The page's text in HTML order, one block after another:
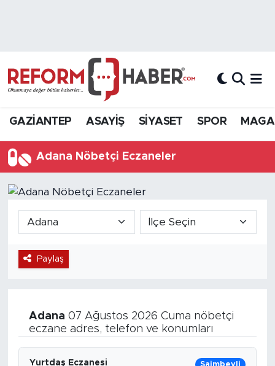
GAZİANTEP ASAYİŞ SİYASET SPOR
Adana Nöbetçi Eczaneler
Paylaş
Adana 07 Ağustos 2026 Cuma nöbetçi
eczane adres, telefon ve konumları
Yurtdaş Eczanesi Saimbeyli
Hava Durumu
Süper Lig Puan Durumu ve Fikstür
Tüm Manşetler
Haber Arşivi